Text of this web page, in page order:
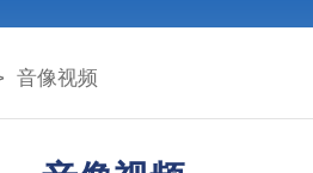
音像视频